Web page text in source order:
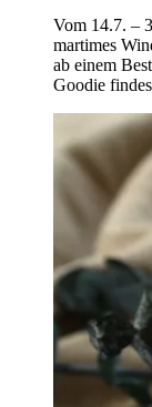
Vom 14.7. –
martimes
ab einem
Goodie